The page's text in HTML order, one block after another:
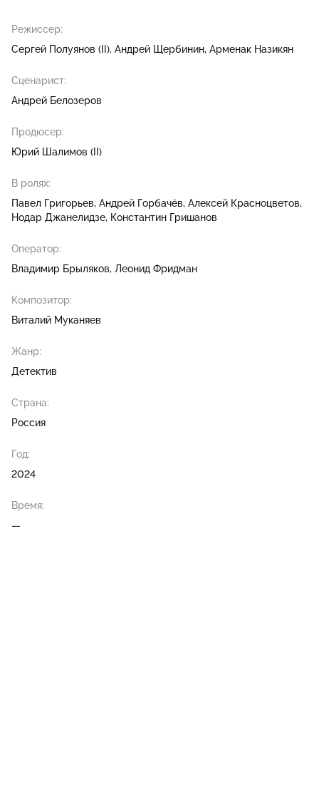
Режиссер:
Сергей Полуянов (II) Андрей Щербинин Арменак Назикян
Сценарист:
Андрей Белозеров
Продюсер:
Юрий Шалимов (II)
В ролях:
Павел Григорьев Андрей Горбачёв Алексей Красноцветов
Нодар Джанелидзе Константин Гришанов
Оператор:
Владимир Брыляков Леонид Фридман
Композитор:
Виталий Муканяев
Жанр:
Детектив
Страна:
Россия
Год:
2024
Время:
—